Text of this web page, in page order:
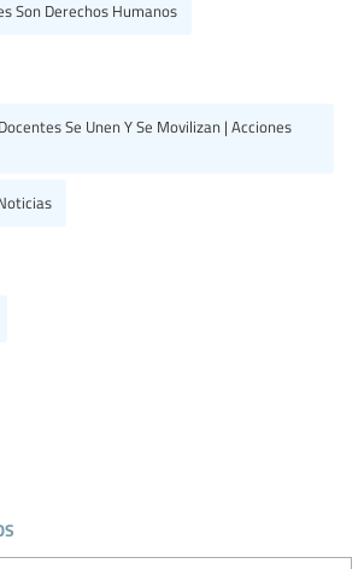
Son Derechos Humanos
Se Unen Y Se Movilizan | Acciones